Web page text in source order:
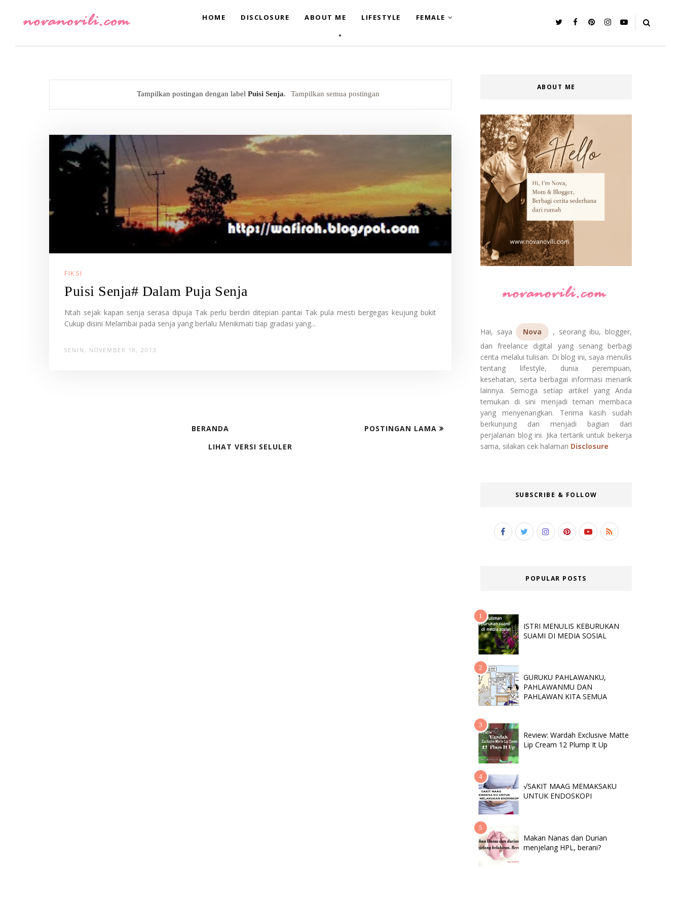
HOME DISCLOSURE ABOUT ME LIFESTYLE FEMALE
Tampilkan postingan dengan labelPuisi Senja. Tampilkan semua postingan
FIKSI
Puisi Senja# Dalam Puja Senja
Ntah sejak kapan senja serasa dipuja Tak perlu berdiri ditepian pantai Tak pula mesti bergegas keujung bukit
Cukup disini Melambai pada senja yang berlalu Menikmati tiap gradasi yang...
SENIN, NOVEMBER 18, 2013
POSTINGAN LAMA
BERANDA
LIHAT VERSI SELULER
ABOUT ME
Hai, saya Nova
, seorang ibu, blogger,
dan freelance digital yang senang berbagi
cerita melalui tulisan. Di blog ini, saya menulis
tentang lifestyle, dunia perempuan,
kesehatan, serta berbagai informasi menarik
lainnya. Semoga setiap artikel yang Anda
temukan di sini menjadi teman membaca
yang menyenangkan. Terima kasih sudah
berkunjung dan menjadi bagian dari
perjalanan blog ini. Jika tertarik untuk bekerja
sama, silakan cek halaman Disclosure
SUBSCRIBE & FOLLOW
POPULAR POSTS
ISTRI MENULIS KEBURUKAN
SUAMI DI MEDIA SOSIAL
GURUKU PAHLAWANKU,
PAHLAWANMU DAN
PAHLAWAN KITA SEMUA
Review: Wardah Exclusive Matte
Lip Cream 12 Plump It Up
√SAKIT MAAG MEMAKSAKU
UNTUK ENDOSKOPI
Makan Nanas dan Durian
menjelang HPL, berani?